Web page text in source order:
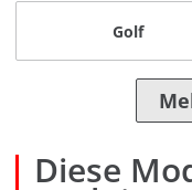
Golf
Diese